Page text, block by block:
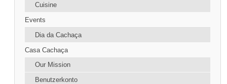
Cuisine
Events
Dia da Cachaça
Casa Cachaça
Our Mission
Benutzerkonto